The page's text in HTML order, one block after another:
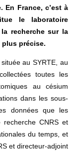
En France, c’est à
le laboratoire
recherche sur la
précise.
au SYRTE, au
toutes les
au césium
dans les sous-
données que les
recherche CNRS et
du temps, et
et directeur-adjoint